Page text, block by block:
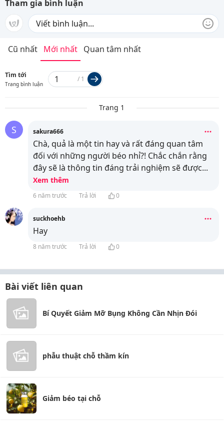
Tham gia bình luận
Cũ nhất Mới nhất Quan tâm nhất
Tìm tới
Trang bình luận
/ 1
Trang 1
S sakura666
Chà, quả là một tin hay và rất đáng quan tâm
đối với những người béo nhỉ?! Chắc chắn rằng
đây sẽ là thông tin đáng trải nghiệm sẽ được...
Xem thêm
6 năm trước Trả lời 0
suckhoehb
Hay
8 năm trước Trả lời 0
Bài viết liên quan
Bí Quyết Giảm Mỡ Bụng Không Cần Nhịn Đói
phẫu thuật chỗ thầm kín
Giảm béo tại chỗ